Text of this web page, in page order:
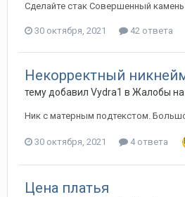
Сделайте стак Совершенный
30 октября, 2021 42 ответа
Некорректный
тему добавил Vydra1 в Жалобы на
Ник с матерным подтекстом.
30 октября, 2021 4 ответа
Цена платья